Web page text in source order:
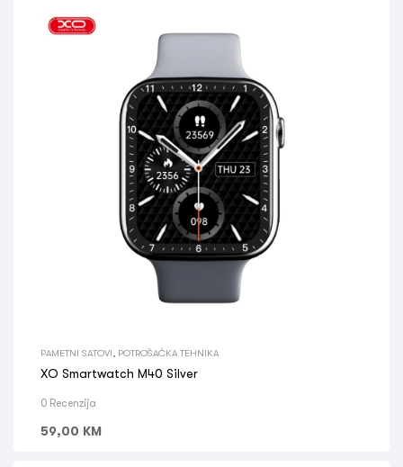
PAMETNI SATOVI POTROŠAČKA TEHNIKA
XO Smartwatch M40 Silver
0 Recenzija
59,00 KM